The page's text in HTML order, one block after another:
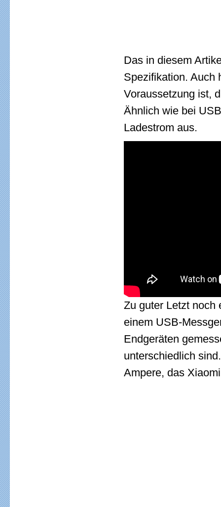
Das in diesem
Spezifikation. Auch
Voraussetzung ist,
Ähnlich wie bei
Ladestrom aus.
Zu guter Letzt noch
einem USB-
Endgeräten
unterschiedlich
Ampere, das